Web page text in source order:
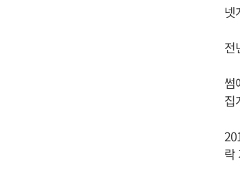
넷
전
썸
집
락